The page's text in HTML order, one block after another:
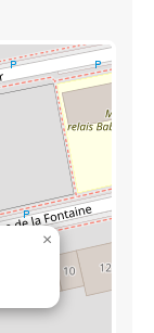
×